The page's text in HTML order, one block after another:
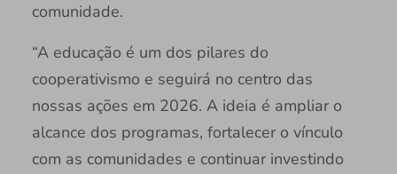
comunidade.
“A educação é um dos pilares do
cooperativismo e seguirá no centro das
nossas ações em 2026. A ideia é ampliar o
alcance dos programas, fortalecer o vínculo
com as comunidades e continuar investindo